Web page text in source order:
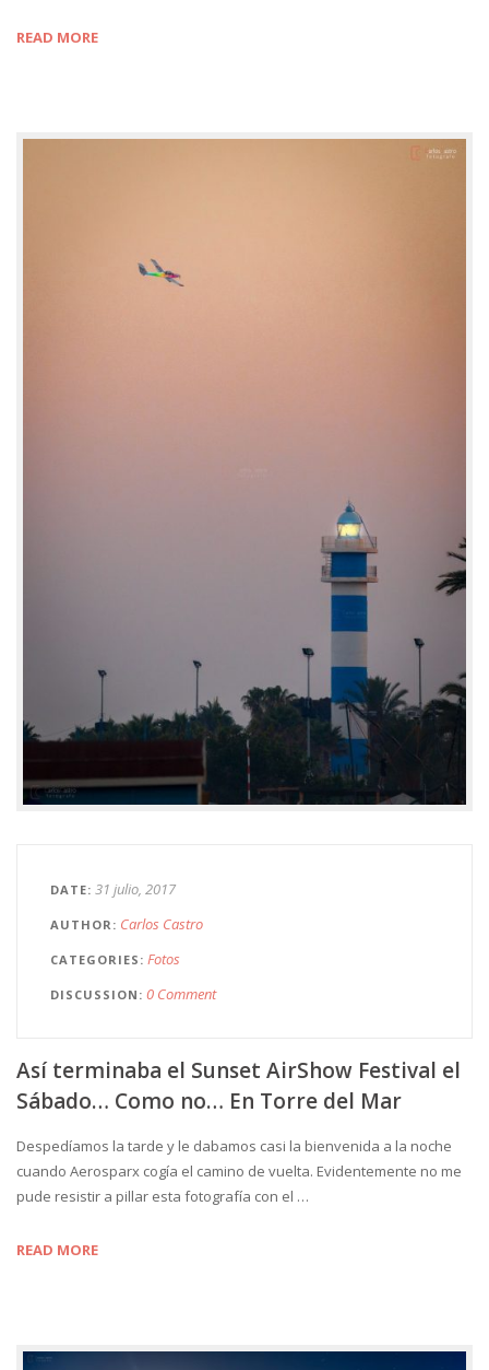
READ MORE
DATE 31 julio, 2017
AUTHOR Carlos Castro
CATEGORIES Fotos
DISCUSSION 0 Comment
Así terminaba el Sunset AirShow Festival el
Sábado… Como no… En Torre del Mar
Despedíamos la tarde y le dabamos casi la bienvenida a la noche
cuando Aerosparx cogía el camino de vuelta. Evidentemente no me
pude resistir a pillar esta fotografía con el …
READ MORE